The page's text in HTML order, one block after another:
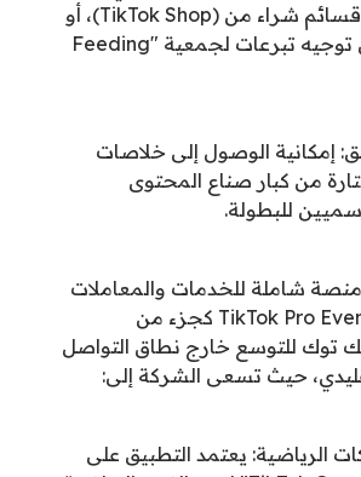
الحصول على قسائم شراء من (TikTok Shop)، أو
المساهمة في توجيه تبرعات لجمعية "Feeding
إمكانية الوصول إلى خلاصات
من كبار صناع المحتوى
للبطولة.
شاملة للخدمات والمعاملات
يأتي إطلاق TikTok Pro Events كجزء من
توك للتوسع خارج نطاق التواصل
حيث تسعى الشركة إلى:
الرياضية: يعتمد التطبيق على